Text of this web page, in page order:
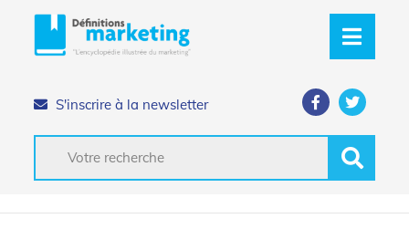
S'inscrire à la newsletter